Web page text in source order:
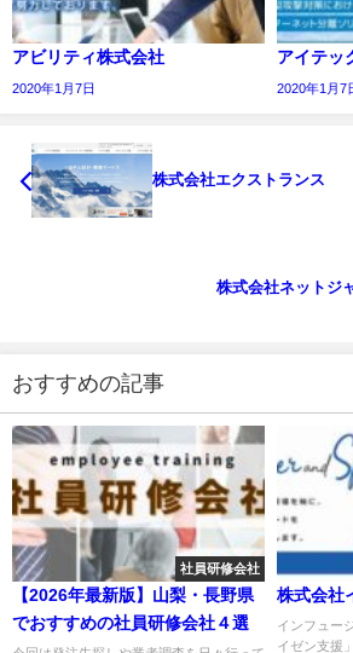
アビリティ株式会社
2020年1月7日
アイテッ
2020年1月7
株式会社エクストランス
株式会社ネットジ
おすすめの記事
社員研修会社
【2026年最新版】山梨・長野県
でおすすめの社員研修会社４選
株式会社
インフュー
イゼン支援